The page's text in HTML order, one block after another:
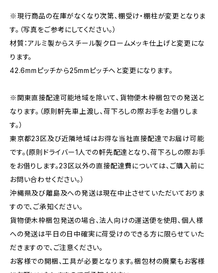
※現行商品の在庫がなくなり次第、棚受け・棚柱が変更となりま
す。（写真をご参考にしてください。）
材質：アルミ製からスチール製クロームメッキ仕上げと変更にな
ります。
42.6mmピッチから25mmピッチへと変更になります。
※関東直接配達可能地域を除いて、貨物便木枠梱包での発送と
なります。（原則軒先車上渡し、荷下ろしの際お手をお借りしま
す。）
東京都23区及び近隣地域はお得な当社直接配達でお届け可能
です。(原則ドライバー1人での軒先配達となり、荷下ろしの際お手
をお借りします。23区以外の直接配達費については、ご購入前に
お問い合わせください。）
沖縄県及び離島及への発送は現在中止させていただいておりま
すので、ご承知ください。
貨物便木枠梱包発送の場合、法人向けの運送便を使用、個人様
への発送は平日の日中確実に荷受けのできる方に限らせていた
だきますので、ご注意ください。
お客様での開梱、工具が必要となります。梱包材の廃棄もお客様